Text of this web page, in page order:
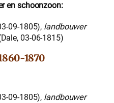
en schoonzoon:
09-1805), landbouwer
03-06-1815)
1870
09-1805), landbouwer